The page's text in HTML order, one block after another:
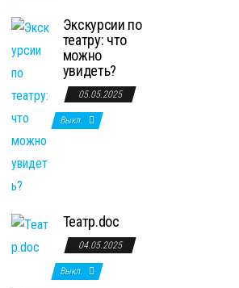
Экскурсии по
театру: что
можно
увидеть?
05.05.2025
Выкл.
Театр.doc
04.05.2025
Выкл.